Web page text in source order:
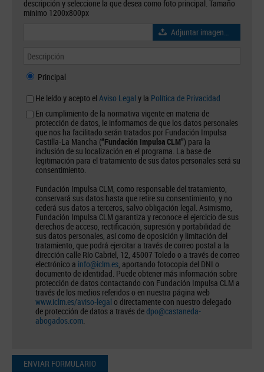
descripción y seleccione la que desea como foto principal. Tamaño
mínimo 1200x800px
Adjuntar imagen…
Principal
He leído y acepto el Aviso Legal y la Política de Privacidad
En cumplimiento de la normativa vigente en materia de
protección de datos, le informamos de que los datos personales
que nos ha facilitado serán tratados por Fundación Impulsa
Castilla-La Mancha (“Fundación Impulsa CLM”) para la
inclusión de su localización en el programa. La base de
legitimación para el tratamiento de sus datos personales será su
consentimiento.
Fundación Impulsa CLM, como responsable del tratamiento,
conservará sus datos hasta que retire su consentimiento, y no
cederá sus datos a terceros, salvo obligación legal. Asimismo,
Fundación Impulsa CLM garantiza y reconoce el ejercicio de sus
derechos de acceso, rectificación, supresión y portabilidad de
sus datos personales, así como de oposición y limitación del
tratamiento, que podrá ejercitar a través de correo postal a la
dirección calle Río Cabriel, 12, 45007 Toledo o a través de correo
electrónico a info@iclm.es, aportando fotocopia del DNI o
documento de identidad. Puede obtener más información sobre
protección de datos contactando con Fundación Impulsa CLM a
través de los medios referidos o en nuestra página web
www.iclm.es/aviso-legal o directamente con nuestro delegado
de protección de datos a través dedpo@castaneda-
abogados.com.
ENVIAR FORMULARIO